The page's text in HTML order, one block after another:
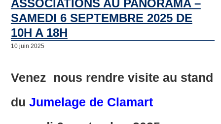
ASSOCIATIONS AU PANORAMA –
SAMEDI 6 SEPTEMBRE 2025 DE
10H A 18H
10 juin 2025
Venez nous rendre visite au stand
du Jumelage de Clamart